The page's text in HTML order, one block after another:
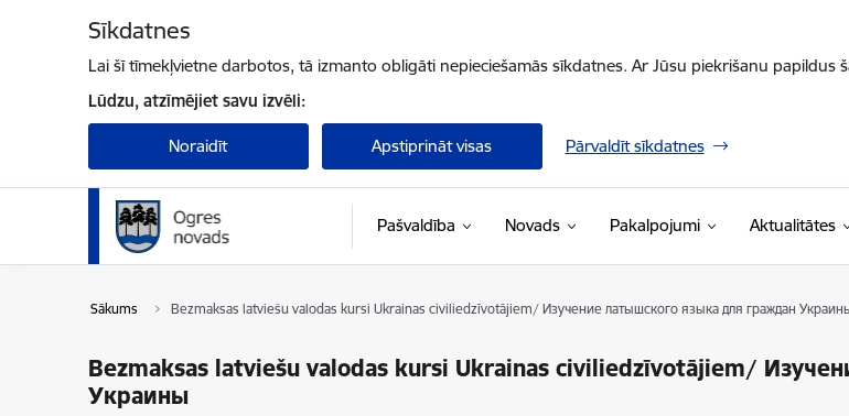
Sīkdatnes
Lai šī tīmekļvietne darbotos, tā izmanto obligāti nepieciešamās sīkdatnes. Ar Jūsu piekrišanu
Lūdzu, atzīmējiet savu izvēli:
Noraidīt Apstiprināt visas Pārvaldīt sīkdatnes
Pašvaldība Novads Pakalpojumi Aktualitātes
Sākums Bezmaksas latviešu valodas kursi Ukrainas civiliedzīvotājiem/ Изучение латышского языка для граждан
Bezmaksas latviešu valodas kursi Ukrainas civiliedzīvotājiem/
Украины